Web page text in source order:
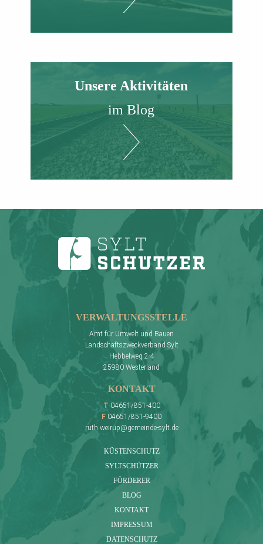
Unsere Aktivitäten
im Blog
VERWALTUNGSSTELLE
Amt für Umwelt und Bauen
Landschaftszweckverband Sylt
Hebbelweg 2-4
25980 Westerland
KONTAKT
T 04651/851-400
F 04651/851-9400
ruth.weirup@gemeinde-sylt.de
KÜSTENSCHUTZ
SYLTSCHÜTZER
FÖRDERER
BLOG
KONTAKT
IMPRESSUM
DATENSCHUTZ